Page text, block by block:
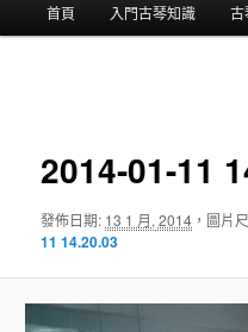
首頁 入門古琴知識 古
2014-01-11
發佈日期: 13 1 月, 2014 ，圖片
11 14.20.03